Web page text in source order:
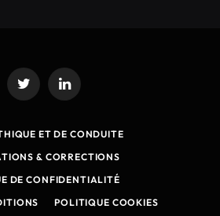
Twitter LinkedIn
ET DE CONDUITE
& CORRECTIONS
DE CONFIDENTIALITÉ
POLITIQUE COOKIES